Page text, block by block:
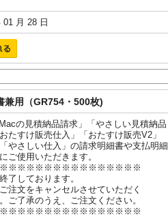
月 28 日
兼用（GR754・500枚)
の見積納品請求」「やさしい見積納品
たすけ販売仕入」「おたすけ販売V2」
やさしい仕入」の請求明細書や支払明細
ご使用いただきます。
了しております。
注文をキャンセルさせていただく
ご了承のうえ、ご注文ください。